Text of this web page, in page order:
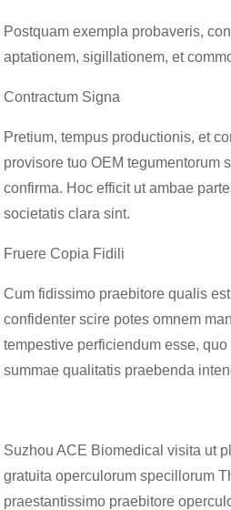
Postquam exempla probaveris,
aptationem, sigillationem, et
Contractum Signa
Pretium, tempus productionis, et
provisore tuo OEM tegumentorum
confirma. Hoc efficit ut ambae
societatis clara sint.
Fruere Copia Fidili
Cum fidissimo praebitore qualis
confidenter scire potes omnem
tempestive perficiendum esse,
summae qualitatis praebenda
Suzhou ACE Biomedical visita ut
gratuita operculorum specillorum
praestantissimo praebitore